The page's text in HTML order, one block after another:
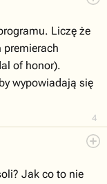
4
Liczę że
premierach
of honor).
wypowiadają się
Jak co to nie